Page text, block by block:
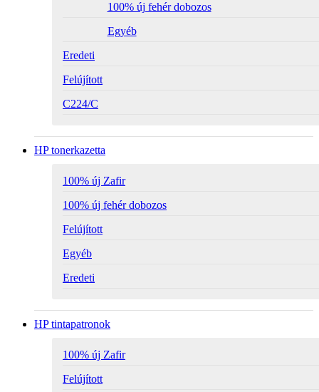
100% új fehér dobozos
Egyéb
Eredeti
Felújított
C224/C
HP tonerkazetta
100% új Zafir
100% új fehér dobozos
Felújított
Egyéb
Eredeti
HP tintapatronok
100% új Zafir
Felújított